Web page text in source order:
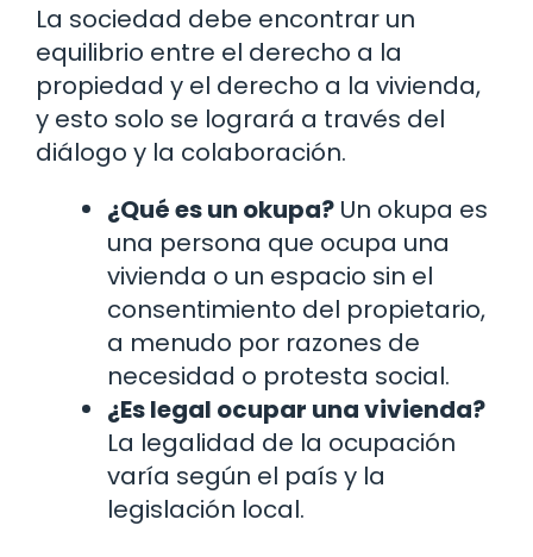
La sociedad debe encontrar un
equilibrio entre el derecho a la
propiedad y el derecho a la vivienda,
y esto solo se logrará a través del
diálogo y la colaboración.
¿Qué es un okupa? Un okupa es
una persona que ocupa una
vivienda o un espacio sin el
consentimiento del propietario,
a menudo por razones de
necesidad o protesta social.
¿Es legal ocupar una vivienda?
La legalidad de la ocupación
varía según el país y la
legislación local.